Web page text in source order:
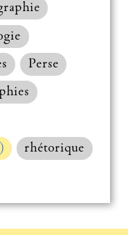
Perse
rhétorique